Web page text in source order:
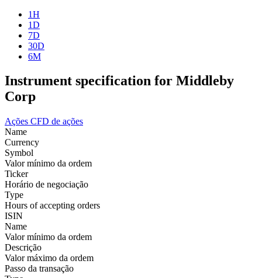
1H
1D
7D
30D
6M
Instrument specification for Middleby
Corp
Ações CFD de ações
Name
Currency
Symbol
Valor mínimo da ordem
Ticker
Horário de negociação
Type
Hours of accepting orders
ISIN
Name
Valor mínimo da ordem
Descrição
Valor máximo da ordem
Passo da transação